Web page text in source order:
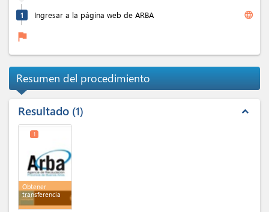
1 Ingresar a la página web de ARBA language
flag
Resumen del procedimiento
Resultado 1 expand_less
Obtener
transferencia
1